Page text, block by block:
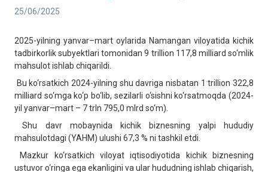
25/06/2025
2025-yilning yanvar–mart oylarida Namangan viloyatida kichik
tadbirkorlik subyektlari tomonidan 9 trillion 117,8 milliard so‘mlik
mahsulot ishlab chiqarildi.
Bu ko‘rsatkich 2024-yilning shu davriga nisbatan 1 trillion 322,8
milliard so‘mga ko‘p bo‘lib, sezilarli o‘sishni ko‘rsatmoqda (2024-
yil yanvar–mart – 7 trln 795,0 mlrd so‘m).
Shu davr mobaynida kichik biznesning yalpi hududiy
mahsulotdagi (YAHM) ulushi 67,3 % ni tashkil etdi.
Mazkur ko‘rsatkich viloyat iqtisodiyotida kichik biznesning
ustuvor o‘ringa ega ekanligini va ular hududning ishlab chiqarish,